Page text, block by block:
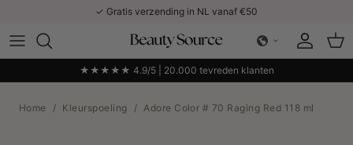
✓ Gratis verzending in NL vanaf €50
Account
★★★★★ 4.9/5 | 20.000 tevreden klanten
Home / Kleurspoeling / Adore Color # 70 Raging Red 118 ml